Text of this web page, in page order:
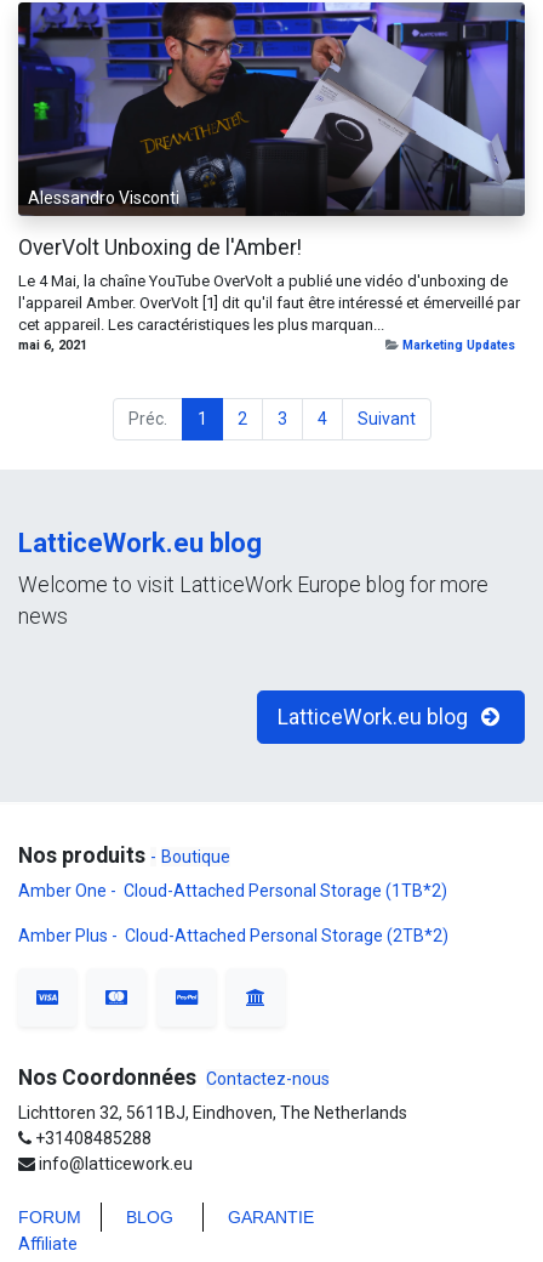
Alessandro Visconti
OverVolt Unboxing de l'Amber!
Le 4 Mai, la chaîne YouTube OverVolt a publié une vidéo d'unboxing de
l'appareil Amber. OverVolt [1] dit qu'il faut être intéressé et émerveillé par
cet appareil. Les caractéristiques les plus marquan...
mai 6, 2021 Marketing Updates
Préc. 1 2 3 4 Suivant
LatticeWork.eu blog
Welcome to visit LatticeWork Europe blog for more
news
LatticeWork.eu blog
Nos produits - Boutique
Amber One - Cloud-Attached Personal Storage (1TB*2)
Amber Plus - Cloud-Attached Personal Storage (2TB*2)
Nos Coordonnées Contactez-nous
Lichttoren 32, 5611BJ, Eindhoven, The Netherlands
+31408485288
info@latticework.eu
FORUM BLOG
GARANTIE
Affiliate